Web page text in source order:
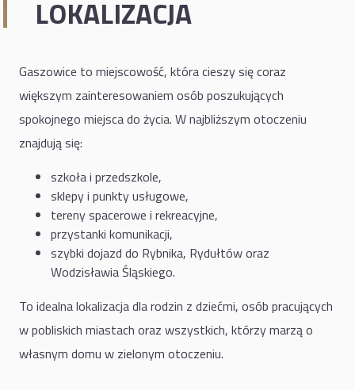
LOKALIZACJA
Gaszowice to miejscowość, która cieszy się coraz
większym zainteresowaniem osób poszukujących
spokojnego miejsca do życia. W najbliższym otoczeniu
znajdują się:
szkoła i przedszkole,
sklepy i punkty usługowe,
tereny spacerowe i rekreacyjne,
przystanki komunikacji,
szybki dojazd do Rybnika, Rydułtów oraz
Wodzisławia Śląskiego.
To idealna lokalizacja dla rodzin z dziećmi, osób pracujących
w pobliskich miastach oraz wszystkich, którzy marzą o
własnym domu w zielonym otoczeniu.